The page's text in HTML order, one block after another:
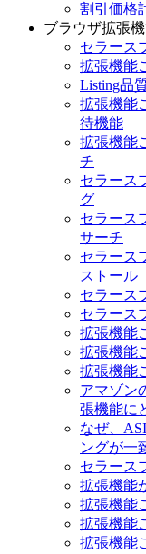
割引価格
ブラウザ拡張
セラース
拡張機能
Listing品
拡張機能
待機能
拡張機能
チ
セラース
グ
セラース
サーチ
セラース
ストール
セラース
セラース
拡張機能
拡張機能
拡張機能
アマゾン
張機能に
なぜ、
ングが一
セラース
拡張機能
拡張機能
拡張機能
拡張機能